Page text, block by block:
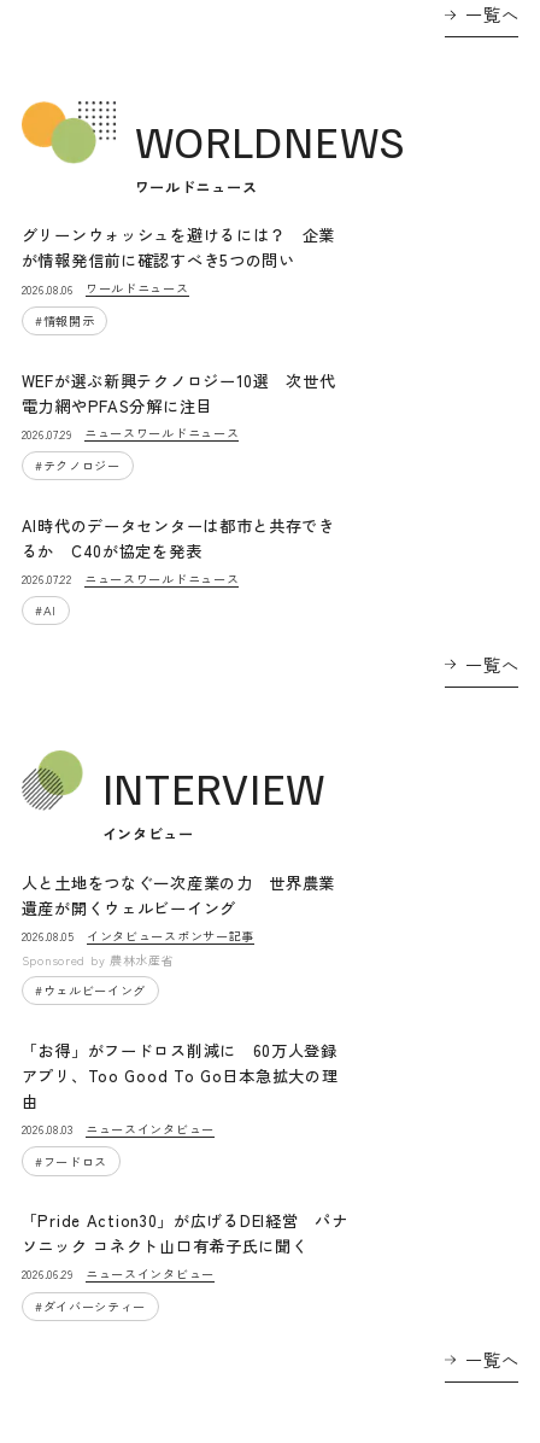
一覧へ
WORLDNEWS
ワールドニュース
グリーンウォッシュを避けるには？ 企業
が情報発信前に確認すべき5つの問い
2026.08.06
ワールドニュース
#情報開示
WEFが選ぶ新興テクノロジー10選 次世代
電力網やPFAS分解に注目
2026.07.29 ニュース ワールドニュース
#テクノロジー
AI時代のデータセンターは都市と共存でき
るか C40が協定を発表
2026.07.22 ニュース ワールドニュース
#AI
一覧へ
INTERVIEW
インタビュー
人と土地をつなぐ一次産業の力 世界農業
遺産が開くウェルビーイング
2026.08.05 インタビュー スポンサー記事
Sponsored by 農林水産省
# ウェルビーイング
「お得」がフードロス削減に 60万人登録
アプリ、Too Good To Go日本急拡大の理
由
2026.08.03 ニュース インタビュー
# フードロス
「Pride Action30」が広げるDEI経営 パナ
ソニック コネクト山口有希子氏に聞く
2026.06.29 ニュース インタビュー
#ダイバーシティー
一覧へ